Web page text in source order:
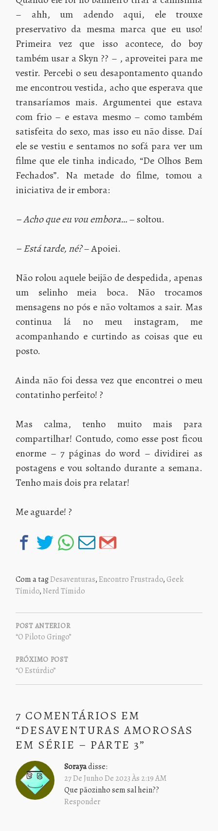
– ahh, um adendo aqui, ele trouxe
preservativo da mesma marca que eu uso!
Primeira vez que isso acontece, do boy
também usar a Skyn ?? – , aproveitei para me
vestir. Percebi o seu desapontamento quando
me encontrou vestida, acho que esperava que
transaríamos mais. Argumentei que estava
com frio – e estava mesmo – como também
satisfeita do sexo, mas isso eu não disse. Daí
ele se vestiu e sentamos no sofá para ver um
filme que ele tinha indicado, “De Olhos Bem
Fechados”. Na metade do filme, tomou a
iniciativa de ir embora:
– Acho que eu vou embora…– soltou.
– Está tarde, né?– Apoiei.
Não rolou aquele beijão de despedida, apenas
um selinho meia boca. Não trocamos
mensagens no pós e não voltamos a sair. Mas
continua lá no meu instagram, me
acompanhando e curtindo as coisas que eu
posto.
Ainda não foi dessa vez que encontrei o meu
contatinho perfeito! ?
Mas calma, tenho muito mais para
compartilhar! Contudo, como esse post ficou
enorme – 7 páginas do word – dividirei as
postagens e vou soltando durante a semana.
Tenho mais dois pra relatar!
Me aguarde! ?
Com a tagDesaventuras,Encontro Frustrado, Geek
Tímido,Nerd Tímido
NAVEGAÇÃO
DE
POST
POST ANTERIOR
“O Piloto Gringo”
PRÓXIMO POST
“O Estúrdio”
7 COMENTÁRIOS EM
“DESAVENTURAS AMOROSAS
EM SÉRIE – PARTE 3”
Sorayadisse:
27 De Junho De 2023 Às 2:19 AM
Que pãozinho sem sal hein??
Responder